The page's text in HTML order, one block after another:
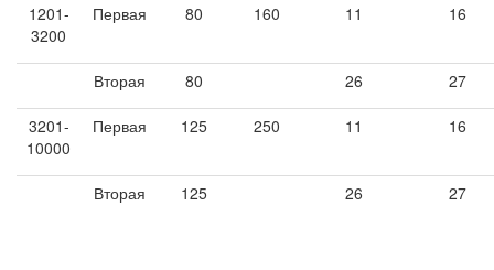
1201-
3200
Первая 80 160 11 16
Вторая 80 26 27
3201-
10000
Первая 125 250 11 16
Вторая 125 26 27